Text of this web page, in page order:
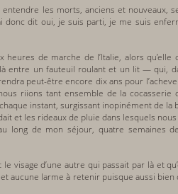
les morts, anciens et nouveaux,
dit oui, je suis parti, je me suis
de marche de l’Italie, alors qu’elle
entre un fauteuil roulant et un lit — qui,
peut-être encore dix ans pour
riions tant ensemble de la cocasserie
instant, surgissant inopinément de la
et les rideaux de pluie dans lesquels
long de mon séjour, quatre semaines
visage d’une autre qui passait par là et
aucune larme à retenir puisque aussi bien